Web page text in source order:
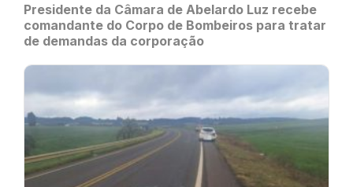
Presidente da Câmara de Abelardo Luz recebe
comandante do Corpo de Bombeiros para tratar
de demandas da corporação